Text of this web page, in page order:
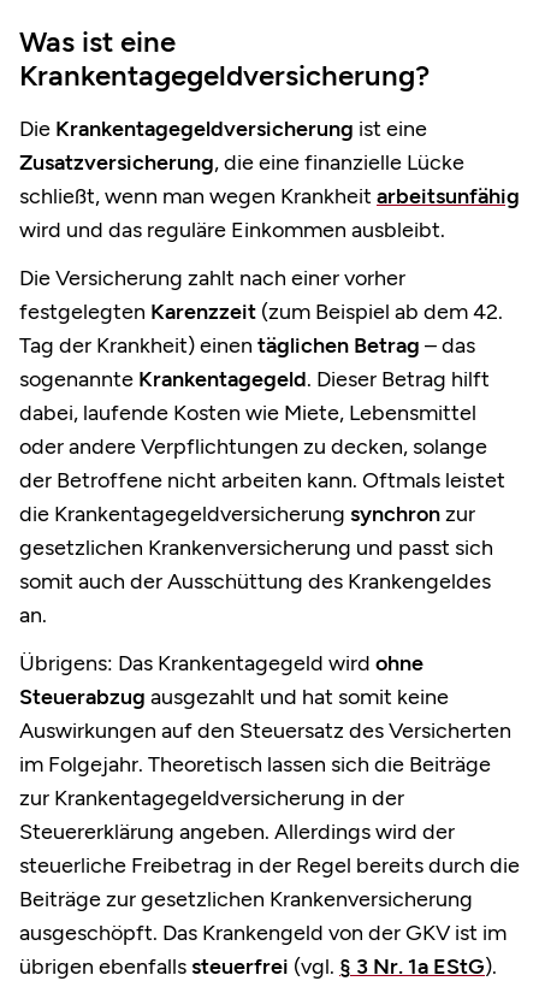
Was ist eine
Krankentagegeldversicherung?
Die Krankentagegeldversicherung ist eine
Zusatzversicherung, die eine finanzielle Lücke
schließt, wenn man wegen Krankheit arbeitsunfähig
wird und das reguläre Einkommen ausbleibt.
Die Versicherung zahlt nach einer vorher
festgelegten Karenzzeit (zum Beispiel ab dem 42.
Tag der Krankheit) einen täglichen Betrag – das
sogenannte Krankentagegeld. Dieser Betrag hilft
dabei, laufende Kosten wie Miete, Lebensmittel
oder andere Verpflichtungen zu decken, solange
der Betroffene nicht arbeiten kann. Oftmals leistet
die Krankentagegeldversicherung synchronzur
gesetzlichen Krankenversicherung und passt sich
somit auch der Ausschüttung des Krankengeldes
an.
Übrigens: Das Krankentagegeld wird ohne
Steuerabzug ausgezahlt und hat somit keine
Auswirkungen auf den Steuersatz des Versicherten
im Folgejahr. Theoretisch lassen sich die Beiträge
zur Krankentagegeldversicherung in der
Steuererklärung angeben. Allerdings wird der
steuerliche Freibetrag in der Regel bereits durch die
Beiträge zur gesetzlichen Krankenversicherung
ausgeschöpft. Das Krankengeld von der GKV ist im
übrigen ebenfallssteuerfrei (vgl. § 3 Nr. 1a EStG).